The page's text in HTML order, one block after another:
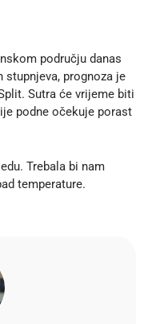
području danas
prognoza je
Sutra će vrijeme biti
podne očekuje porast
Trebala bi nam
temperature.